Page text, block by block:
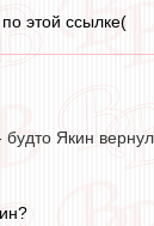
этой ссылке(
Якин